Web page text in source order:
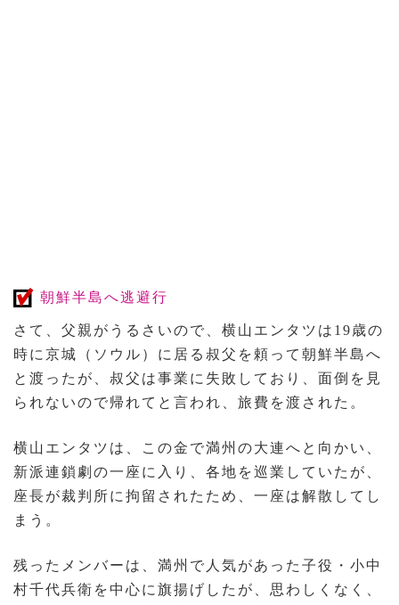
朝鮮半島へ逃避行
さて、父親がうるさいので、横山エンタツは19歳の
時に京城（ソウル）に居る叔父を頼って朝鮮半島へ
と渡ったが、叔父は事業に失敗しており、面倒を見
られないので帰れてと言われ、旅費を渡された。
横山エンタツは、この金で満州の大連へと向かい、
新派連鎖劇の一座に入り、各地を巡業していたが、
座長が裁判所に拘留されたため、一座は解散してし
まう。
残ったメンバーは、満州で人気があった子役・小中
村千代兵衛を中心に旗揚げしたが、思わしくなく、